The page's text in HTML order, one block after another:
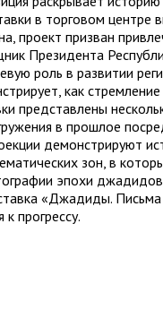
в торговом
проект призван
Президента
роль в развитии
как
представлены
в прошлое
демонстрируют
зон, в
эпохи
«Джадиды. Письма
прогрессу.